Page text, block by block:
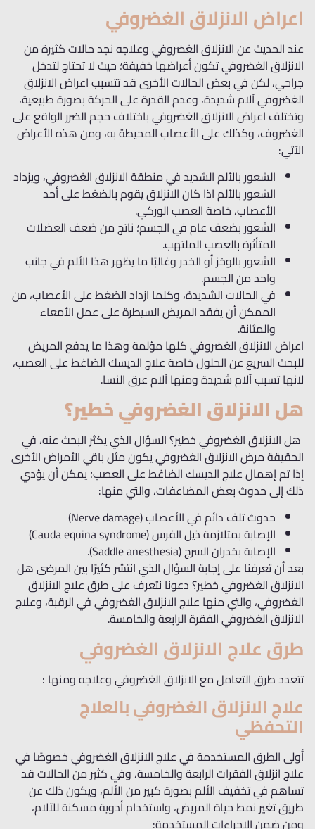
اعراض الانزلاق الغضروفي
عند الحديث عن الانزلاق الغضروفي وعلاجه نجد حالات كثيرة من
الانزلاق الغضروفي تكون أعراضها خفيفة؛ حيث لا تحتاج لتدخل
جراحي، لكن في بعض الحالات الأخرى قد تتسبب اعراض الانزلاق
الغضروفي آلام شديدة، وعدم القدرة على الحركة بصورة طبيعية،
وتختلف اعراض الانزلاق الغضروفي باختلاف حجم الضرر الواقع على
الغضروف، وكذلك على الأعصاب المحيطة به، ومن هذه الأعراض
الآتي:
الشعور بالألم الشديد في منطقة الانزلاق الغضروفي، ويزداد
الشعور بالألم اذا كان الانزلاق يقوم بالضغط على أحد
الأعصاب، خاصة العصب الوركي.
الشعور بضعف عام في الجسم؛ ناتج من ضعف العضلات
المتأثرة بالعصب الملتهب.
الشعور بالوخز أو الخدر وغالبًا ما يظهر هذا الألم في جانب
واحد من الجسم.
في الحالات الشديدة، وكلما ازداد الضغط على الأعصاب، من
الممكن أن يفقد المريض السيطرة على عمل الأمعاء
والمثانة.
اعراض الانزلاق الغضروفي كلها مؤلمة وهذا ما يدفع المريض
للبحث السريع عن الحلول خاصة علاج الديسك الضاغط على العصب،
لانها تسبب آلام شديدة ومنها آلام عرق النسا.
هل الانزلاق الغضروفي خطير؟
هل الانزلاق الغضروفي خطير؟ السؤال الذي يكثر البحث عنه، في
الحقيقة مرض الانزلاق الغضروفي يكون مثل باقي الأمراض الأخرى
إذا تم إهمال علاج الديسك الضاغط على العصب؛ يمكن أن يؤدي
ذلك إلى حدوث بعض المضاعفات، والتي منها:
حدوث تلف دائم في الأعصاب (Nerve damage)
الإصابة بمتلازمة ذيل الفرس (Cauda equina syndrome)
الإصابة بخدران السرج (Saddle anesthesia).
بعد أن تعرفنا على إجابة السؤال الذي انتشر كثيرًا بين المرضى هل
الانزلاق الغضروفي خطير؟ دعونا نتعرف على طرق علاج الانزلاق
الغضروفي، والتي منها علاج الانزلاق الغضروفي في الرقبة، وعلاج
الانزلاق الغضروفي الفقرة الرابعة والخامسة.
طرق علاج الانزلاق الغضروفي
تتعدد طرق التعامل مع الانزلاق الغضروفي وعلاجه ومنها :
علاج الانزلاق الغضروفي بالعلاج
التحفظي
أولى الطرق المستخدمة في علاج الانزلاق الغضروفي خصوصًا في
علاج انزلاق الفقرات الرابعة والخامسة، وفي كثير من الحالات قد
تساهم في تخفيف الألم بصورة كبير من الألم، ويكون ذلك عن
طريق تغير نمط حياة المريض، واستخدام أدوية مسكنة للآلام،
ومن ضمن الإجراءات المستخدمة: